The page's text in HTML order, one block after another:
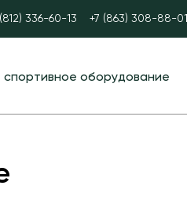
336-60-13 +7 (863) 308-88-01
спортивное оборудование